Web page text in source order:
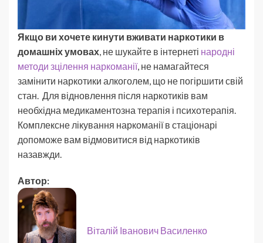
Якщо ви хочете кинути вживати наркотики в
домашніх умовах , не шукайте в інтернеті народні
методи зцілення наркоманії, не намагайтеся
замінити наркотики алкоголем, що не погіршити свій
стан. Для відновлення після наркотиків вам
необхідна медикаментозна терапія і психотерапія.
Комплексне лікування наркоманії в стаціонарі
допоможе вам відмовитися від наркотиків
назавжди.
Автор:
Віталій Іванович Василенко